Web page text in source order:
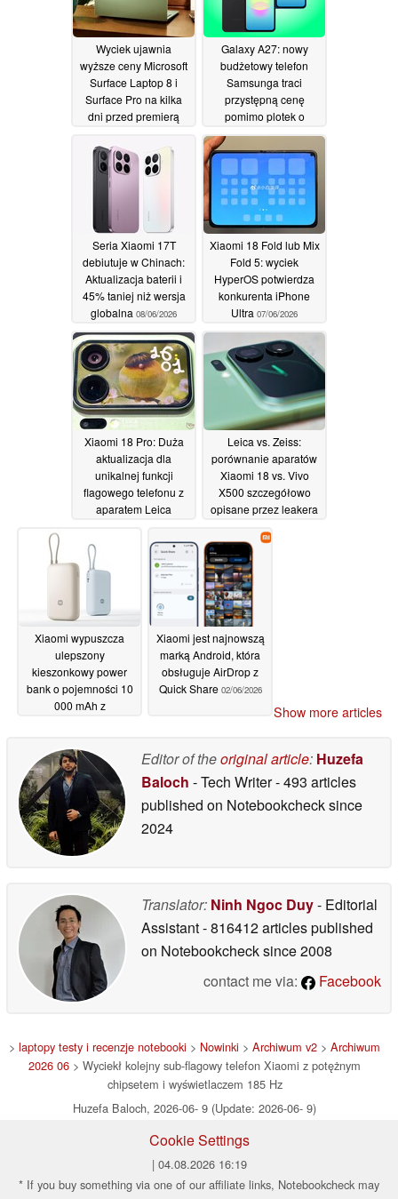
Wyciek ujawnia
wyższe ceny Microsoft
Surface Laptop 8 i
Surface Pro na kilka
dni przed premierą
Galaxy A27: nowy
budżetowy telefon
Samsunga traci
przystępną cenę
pomimo plotek o
obniżeniu jakości
09/06/2026
Seria Xiaomi 17T
debiutuje w Chinach:
Aktualizacja baterii i
45% taniej niż wersja
globalna 08/06/2026
Xiaomi 18 Fold lub Mix
Fold 5: wyciek
HyperOS potwierdza
konkurenta iPhone
Ultra 07/06/2026
Xiaomi 18 Pro: Duża
aktualizacja dla
unikalnej funkcji
flagowego telefonu z
aparatem Leica
Leica vs. Zeiss:
porównanie aparatów
Xiaomi 18 vs. Vivo
X500 szczegółowo
opisane przez leakera
Xiaomi wypuszcza
ulepszony
kieszonkowy power
bank o pojemności 10
000 mAh z
Xiaomi jest najnowszą
marką Android, która
obsługuje AirDrop z
Quick Share 02/06/2026
Show more articles
Editor of theoriginal article: Huzefa
Baloch - Tech Writer- 493 articles
published on Notebookchecksince
2024
Translator: Ninh Ngoc Duy- Editorial
Assistant- 816412 articles published
on Notebookchecksince 2008
contact me via:
Facebook
> laptopy testy i recenzje notebooki > Nowinki > Archiwum v2 > Archiwum
2026 06 > Wyciekł kolejny sub-flagowy telefon Xiaomi z potężnym
chipsetem i wyświetlaczem 185 Hz
Huzefa Baloch, 2026-06- 9 (Update: 2026-06- 9)
Cookie Settings
| 04.08.2026 16:19
* If you buy something via one of our affiliate links, Notebookcheck may